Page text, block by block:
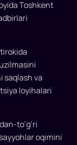
Toshkent
saqlash va
loyihalari
to‘g‘ri
oqimini